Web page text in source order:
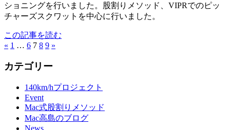
ショニングを行いました。股割りメソッド、VIPRでのピッ
チャーズスクワットを中心に行いました。
この記事を読む
« 1 … 6 7 8 9 »
カテゴリー
140km/hプロジェクト
Event
Mac式股割りメソッド
Mac高島のブログ